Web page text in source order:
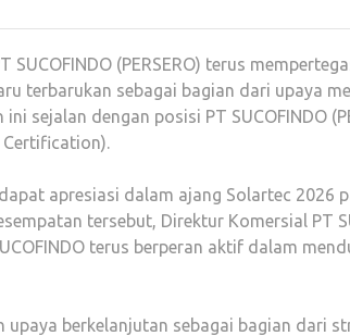
SUCOFINDO (PERSERO) terus
terbarukan sebagai bagian dari upaya
ini sejalan dengan posisi PT SUCOFINDO
Certification).
apresiasi dalam ajang Solartec 2026
tersebut, Direktur Komersial PT
terus berperan aktif dalam
upaya berkelanjutan sebagai bagian dari